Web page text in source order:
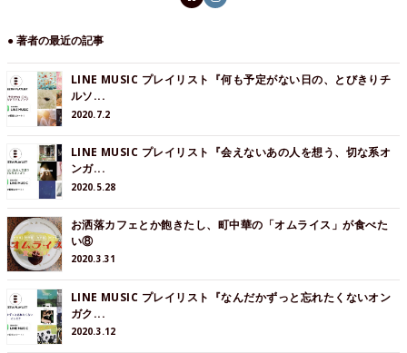
● 著者の最近の記事
LINE MUSIC プレイリスト『何も予定がない日の、とびきりチ
ルソ...
2020.7.2
LINE MUSIC プレイリスト『会えないあの人を想う、切な系オ
ンガ...
2020.5.28
お洒落カフェとか飽きたし、町中華の「オムライス」が食べた
い⑧
2020.3.31
LINE MUSIC プレイリスト『なんだかずっと忘れたくないオン
ガク...
2020.3.12